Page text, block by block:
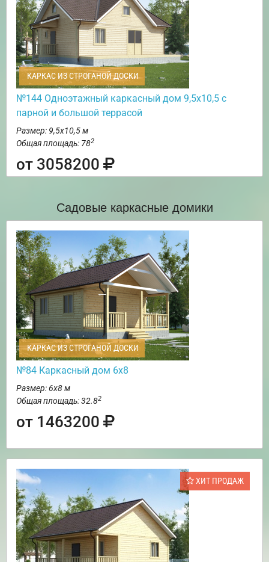
КАРКАС ИЗ СТРОГАНОЙ ДОСКИ
№144 Одноэтажный каркасный дом 9,5х10,5 с
парной и большой террасой
Размер: 9,5х10,5 м
Общая площадь: 782
от 3058200
Садовые каркасные домики
КАРКАС ИЗ СТРОГАНОЙ ДОСКИ
№84 Каркасный дом 6х8
Размер: 6х8 м
Общая площадь: 32.82
от 1463200
ХИТ ПРОДАЖ